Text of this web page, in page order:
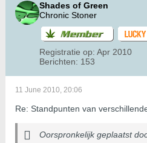
Shades of Green
Chronic Stoner
Registratie op: Apr 2010
Berichten: 153
11 June 2010, 20:06
Re: Standpunten van
Oorspronkelijk geplaatst